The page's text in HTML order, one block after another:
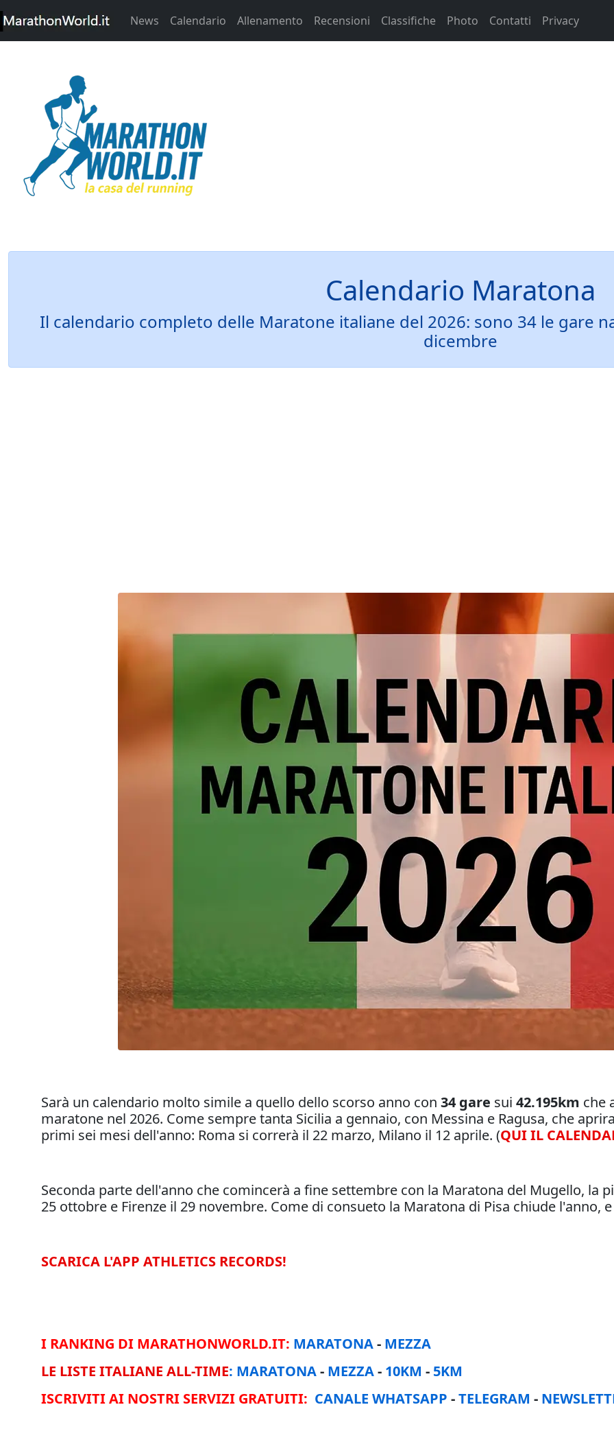
News Calendario Allenamento Recensioni Classifiche Photo Contatti Privacy
Calendario Maratona
Il calendario completo delle Maratone italiane del 2026: sono 34 le gare
dicembre
Sarà un calendario molto simile a quello dello scorso anno con 34 gare sui 42.195km che
maratone nel 2026. Come sempre tanta Sicilia a gennaio, con Messina e Ragusa, che
primi sei mesi dell'anno: Roma si correrà il 22 marzo, Milano il 12 aprile. (QUI IL
Seconda parte dell'anno che comincerà a fine settembre con la Maratona del Mugello, la
25 ottobre e Firenze il 29 novembre. Come di consueto la Maratona di Pisa chiude l'anno,
SCARICA L'APP ATHLETICS RECORDS!
I RANKING DI MARATHONWORLD.IT: MARATONA- MEZZA
LE LISTE ITALIANE ALL-TIME: MARATONA- MEZZA- 10KM - 5KM
ISCRIVITI AI NOSTRI SERVIZI GRATUITI: CANALE WHATSAPP -TELEGRAM -